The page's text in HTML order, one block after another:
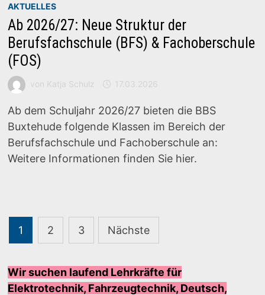
AKTUELLES
Ab 2026/27: Neue Struktur der
Berufsfachschule (BFS) & Fachoberschule
(FOS)
von Katja Schulz 17.03.2026
Ab dem Schuljahr 2026/27 bieten die BBS
Buxtehude folgende Klassen im Bereich der
Berufsfachschule und Fachoberschule an:
Weitere Informationen finden Sie hier.
Seitennummerierung
der
Beiträge
1 2 3 Nächste
Wir suchen laufend Lehrkräfte für
Elektrotechnik, Fahrzeugtechnik, Deutsch,